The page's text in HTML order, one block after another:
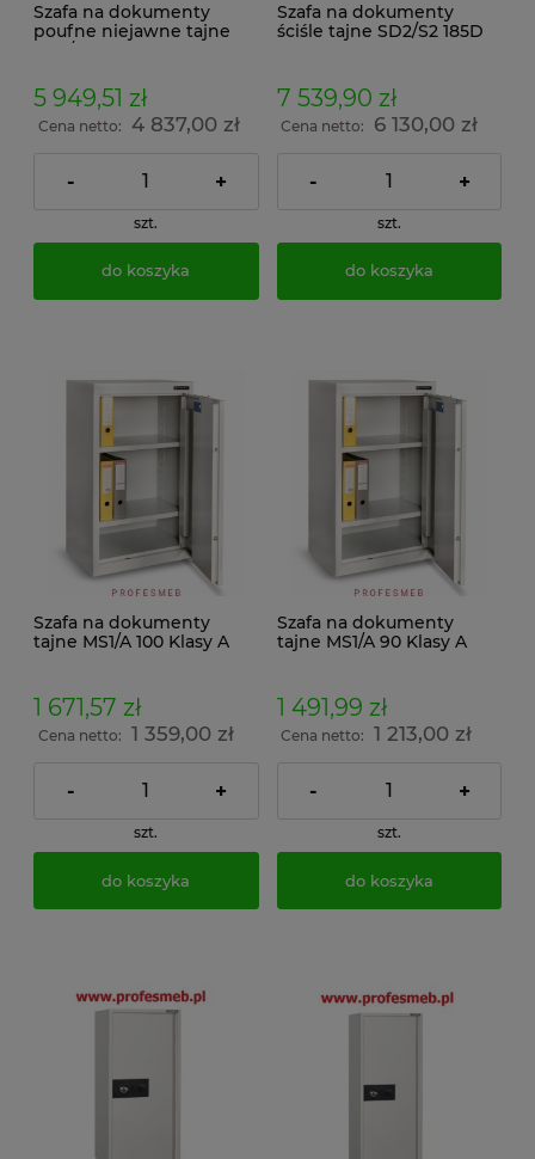
Szafa na dokumenty
poufne niejawne tajne
5 949,51 zł
Cena netto: 4 837,00 zł
- +
szt.
do koszyka
Szafa na dokumenty
ściśle tajne SD2/S2 185D
7 539,90 zł
Cena netto: 6 130,00 zł
- +
szt.
do koszyka
Szafa na dokumenty
tajne MS1/A 100 Klasy A
1 671,57 zł
Cena netto: 1 359,00 zł
- +
szt.
do koszyka
Szafa na dokumenty
tajne MS1/A 90 Klasy A
1 491,99 zł
Cena netto: 1 213,00 zł
- +
szt.
do koszyka